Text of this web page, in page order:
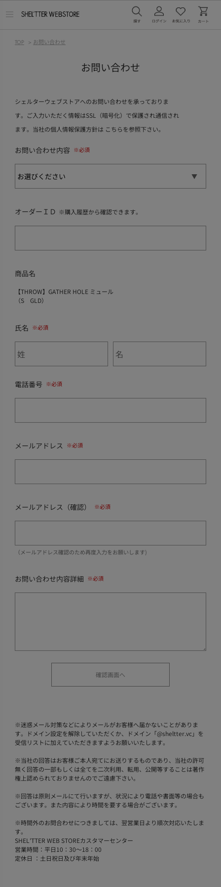
TOP > お問い合わせ
お問い合わせ
シェルターウェブストアへのお問い合わせを承っておりま
す。ご入力いただく情報はSSL（暗号化）で保護され通信され
ます。当社の個人情報保護方針は こちらを参照下さい。
お問い合わせ内容
オーダーＩＤ ※購入履歴から確認できます。
商品名
【THROW】GATHER HOLE ミュール
（S GLD）
氏名
電話番号
メールアドレス
メールアドレス（確認）
（メールアドレス確認のため再度入力をお願いします)
お問い合わせ内容詳細
※迷惑メール対策などによりメールがお客様へ届かないことがありま
す。ドメイン設定を解除していただくか、ドメイン「@sheltter.vc」を
受信リストに加えていただきますようお願いいたします。
※当社の回答はお客様ご本人宛てにお送りするものであり、当社の許可
無く回答の一部もしくは全てを二次利用、転用、公開等することは著作
権上認められておりませんのでご遠慮下さい。
※回答は原則メールにて行いますが、状況により電話や書面等の場合も
ございます。また内容により時間を要する場合がございます。
※時間外のお問合わせにつきましては、翌営業日より順次対応いたしま
す。
SHEL'TTER WEB STOREカスタマーセンター
営業時間：平日10：30～18：00
定休日 ：土日祝日及び年末年始